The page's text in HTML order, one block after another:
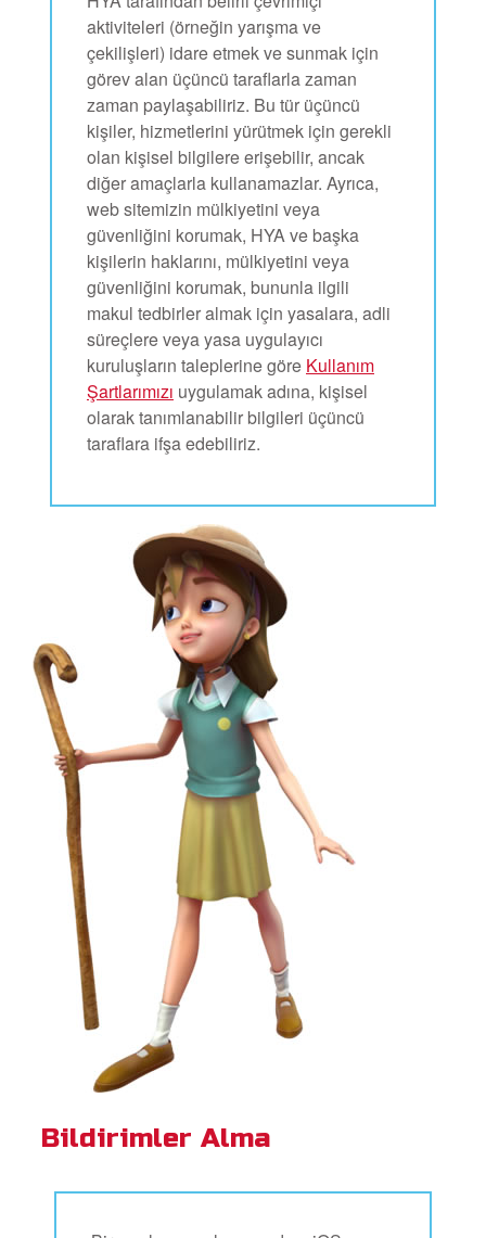
aktiviteleri (örneğin yarışma ve
çekilişleri) idare etmek ve sunmak için
görev alan üçüncü taraflarla zaman
zaman paylaşabiliriz. Bu tür üçüncü
kişiler, hizmetlerini yürütmek için gerekli
olan kişisel bilgilere erişebilir, ancak
diğer amaçlarla kullanamazlar. Ayrıca,
web sitemizin mülkiyetini veya
güvenliğini korumak, HYA ve başka
kişilerin haklarını, mülkiyetini veya
güvenliğini korumak, bununla ilgili
makul tedbirler almak için yasalara, adli
süreçlere veya yasa uygulayıcı
kuruluşların taleplerine göre Kullanım
Şartlarımızı uygulamak adına, kişisel
olarak tanımlanabilir bilgileri üçüncü
taraflara ifşa edebiliriz.
Bildirimler Alma